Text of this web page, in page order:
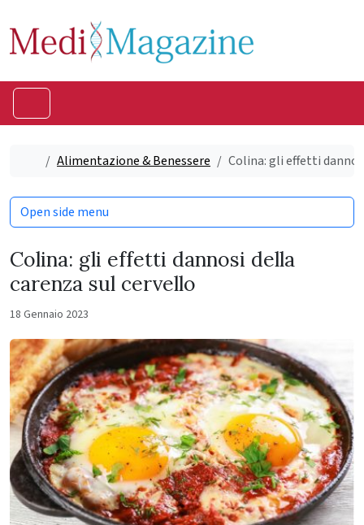
Home
Alimentazione & Benessere Colina: gli effetti
Colina: gli effetti dannosi della
carenza sul cervello
18 Gennaio 2023
Open side menu